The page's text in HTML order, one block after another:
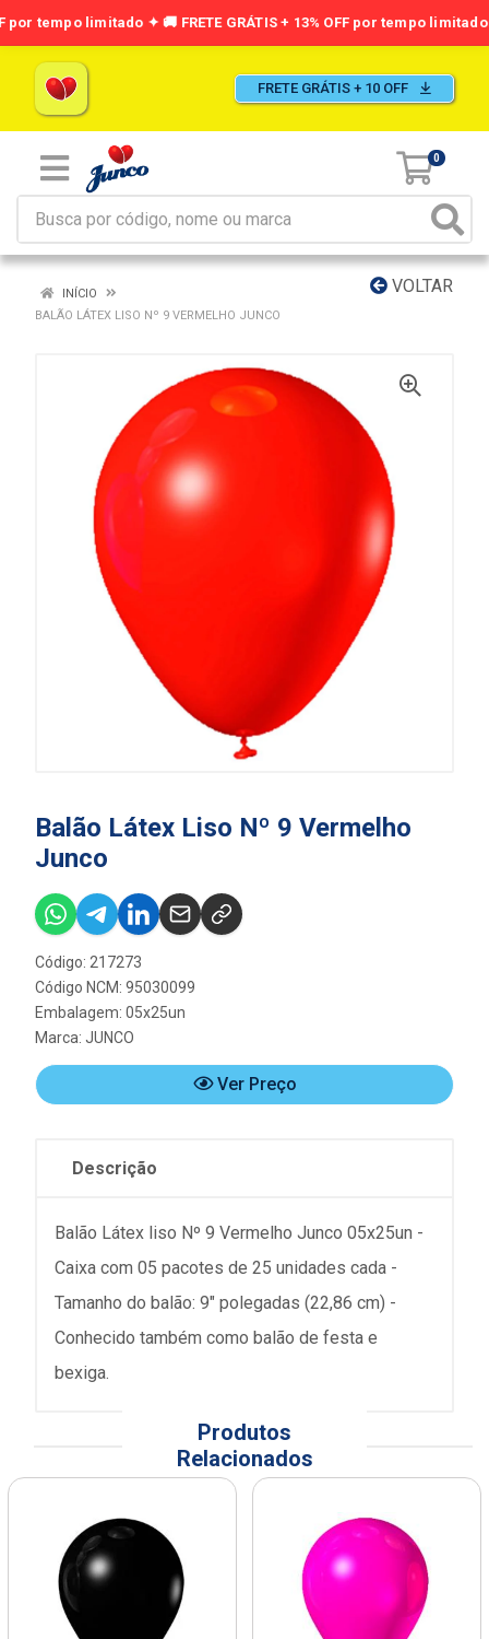
FRETE GRÁTIS + 10 OFF
0
VOLTAR
INÍCIO
BALÃO LÁTEX LISO Nº 9 VERMELHO JUNCO
Balão Látex Liso Nº 9 Vermelho
Junco
Código: 217273
Código NCM: 95030099
Embalagem: 05x25un
Marca: JUNCO
Ver Preço
Descrição
Balão Látex liso Nº 9 Vermelho Junco 05x25un -
Caixa com 05 pacotes de 25 unidades cada -
Tamanho do balão: 9" polegadas (22,86 cm) -
Conhecido também como balão de festa e
bexiga.
Produtos
Relacionados